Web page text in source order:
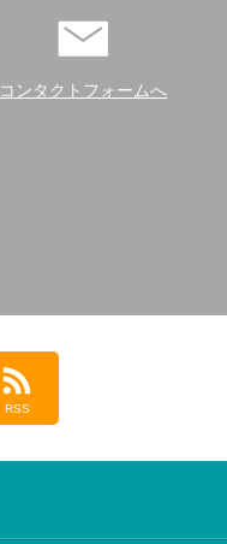
コンタクトフォームへ
RSS